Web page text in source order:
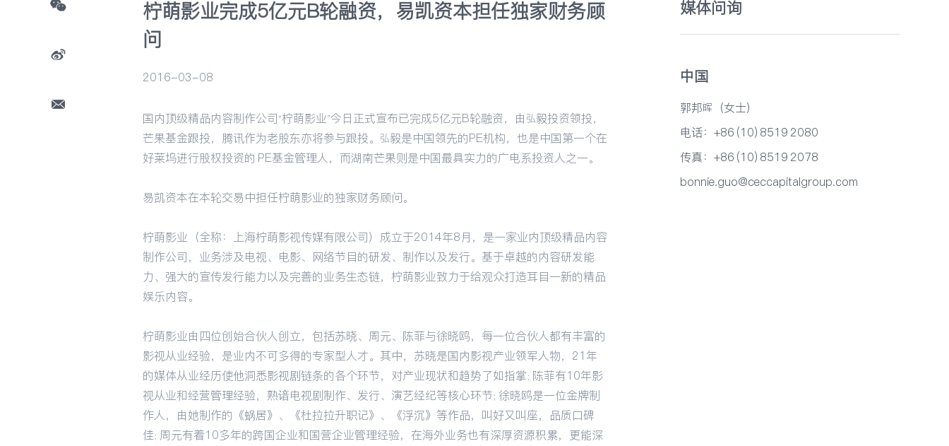
柠萌影业完成5亿元B轮融资，易凯资本担任独家财务顾
问
2016-03-08
国内顶级精品内容制作公司“柠萌影业”今日正式宣布已完成5亿元B轮融资，由弘毅投资领投，
芒果基金跟投，腾讯作为老股东亦将参与跟投。弘毅是中国领先的PE机构，也是中国第一个在
好莱坞进行股权投资的 PE基金管理人，而湖南芒果则是中国最具实力的广电系投资人之一。
易凯资本在本轮交易中担任柠萌影业的独家财务顾问。
柠萌影业（全称：上海柠萌影视传媒有限公司）成立于2014年8月，是一家业内顶级精品内容
制作公司，业务涉及电视、电影、网络节目的研发、制作以及发行。基于卓越的内容研发能
力、强大的宣传发行能力以及完善的业务生态链，柠萌影业致力于给观众打造耳目一新的精品
娱乐内容。
柠萌影业由四位创始合伙人创立，包括苏晓、周元、陈菲与徐晓鸥，每一位合伙人都有丰富的
影视从业经验，是业内不可多得的专家型人才。其中，苏晓是国内影视产业领军人物，21年
的媒体从业经历使他洞悉影视剧链条的各个环节，对产业现状和趋势了如指掌；陈菲有10年影
视从业和经营管理经验，熟谙电视剧制作、发行、演艺经纪等核心环节；徐晓鸥是一位金牌制
作人，由她制作的《蜗居》、《杜拉拉升职记》、《浮沉》等作品，叫好又叫座，品质口碑
佳；周元有着10多年的跨国企业和国营企业管理经验，在海外业务也有深厚资源积累，更能深
媒体问询
中国
郭邦晖（女士）
电话：+86 (10) 8519 2080
传真：+86 (10) 8519 2078
bonnie.guo@ceccapitalgroup.com